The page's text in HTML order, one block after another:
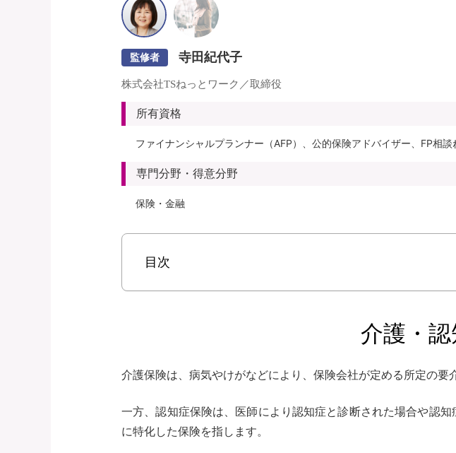
監修者 寺田紀代子
株式会社TSねっとワーク／取締役
所有資格
ファイナンシャルプランナー（AFP）、公的保険アドバイザー、FP相
専門分野・得意分野
保険・金融
目次
介護・
介護保険は、病気やけがなどにより、保険会社が定める所定の要
一方、認知症保険は、医師により認知症と診断された場合や認
に特化した保険を指します。